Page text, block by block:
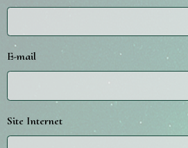
E-mail
Site Internet